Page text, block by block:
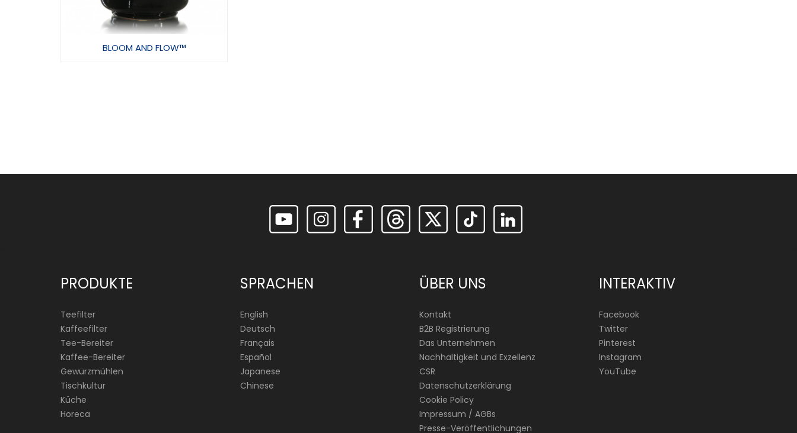
BLOOM AND FLOW™
PRODUKTE
Teefilter
Kaffeefilter
Tee-Bereiter
Kaffee-Bereiter
Gewürzmühlen
Tischkultur
Küche
Horeca
SPRACHEN
English
Deutsch
Français
Español
Japanese
Chinese
ÜBER UNS
Kontakt
B2B Registrierung
Das Unternehmen
Nachhaltigkeit und Exzellenz
CSR
Datenschutzerklärung
Cookie Policy
Impressum / AGBs
Presse-Veröffentlichungen
INTERAKTIV
Facebook
Twitter
Pinterest
Instagram
YouTube